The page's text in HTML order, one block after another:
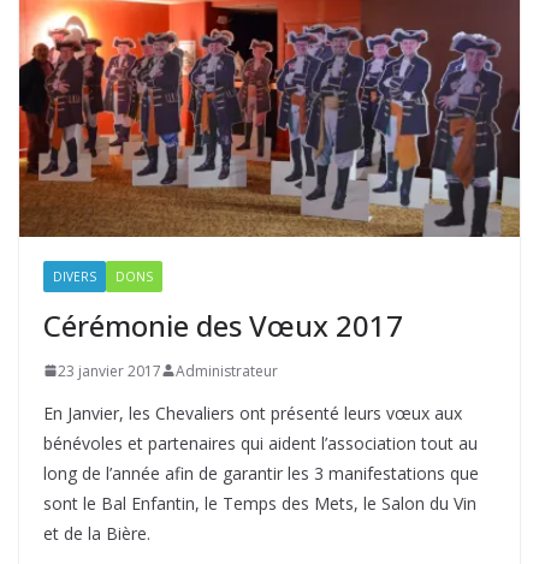
DIVERS DONS
Cérémonie des Vœux 2017
23 janvier 2017 Administrateur
En Janvier, les Chevaliers ont présenté leurs vœux aux
bénévoles et partenaires qui aident l’association tout au
long de l’année afin de garantir les 3 manifestations que
sont le Bal Enfantin, le Temps des Mets, le Salon du Vin
et de la Bière.